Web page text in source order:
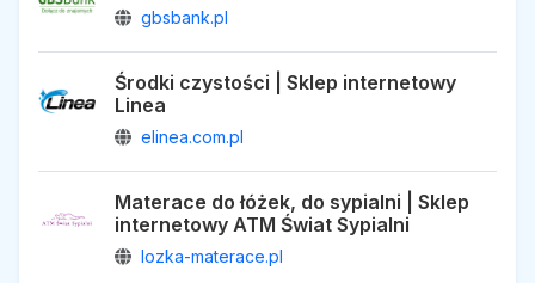
gbsbank.pl
Środki czystości | Sklep internetowy
Linea
elinea.com.pl
Materace do łóżek, do sypialni | Sklep
internetowy ATM Świat Sypialni
lozka-materace.pl